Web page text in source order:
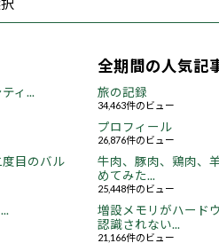
ィ...
度目のバル
全期間の人気記
旅の記録
34,463件のビュー
プロフィール
26,876件のビュー
牛肉、豚肉、鶏肉、
めてみた...
25,448件のビュー
増設メモリがハード
認識されない...
21,166件のビュー